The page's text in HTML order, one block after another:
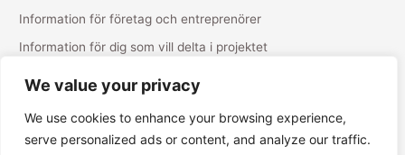
We value your privacy
We use cookies to enhance your browsing experience,
serve personalized ads or content, and analyze our traffic.
Information för företag och entreprenörer
Information för dig som vill delta i projektet